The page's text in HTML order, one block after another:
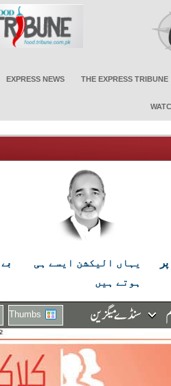
EXPRESS NEWS THE EXPRESS TRIBUNE
یہاں الیکشن ایسے ہی
ہوتے ہیں
Thumbs